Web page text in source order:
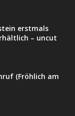
erstmals
– uncut
(Fröhlich am